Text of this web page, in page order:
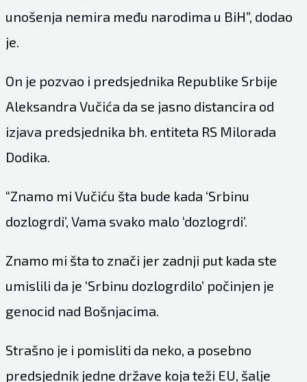
unošenja nemira među narodima u BiH”, dodao
je.
On je pozvao i predsjednika Republike Srbije
Aleksandra Vučića da se jasno distancira od
izjava predsjednika bh. entiteta RS Milorada
Dodika.
“Znamo mi Vučiću šta bude kada ‘Srbinu
dozlogrdi’, Vama svako malo ‘dozlogrdi’.
Znamo mi šta to znači jer zadnji put kada ste
umislili da je ‘Srbinu dozlogrdilo’ počinjen je
genocid nad Bošnjacima.
Strašno je i pomisliti da neko, a posebno
predsjednik jedne države koja teži EU, šalje